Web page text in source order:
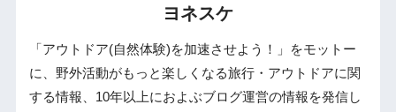
ヨネスケ
「アウトドア(自然体験)を加速させよう！」をモットー
に、野外活動がもっと楽しくなる旅行・アウトドアに関
する情報、10年以上におよぶブログ運営の情報を発信し